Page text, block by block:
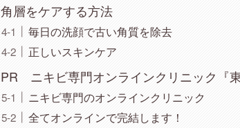
角層をケアする方法
毎日の洗顔で古い角質を除去
正しいスキンケア
PR ニキビ専門オンラインクリニック『
ニキビ専門のオンラインクリニック
全てオンラインで完結します！